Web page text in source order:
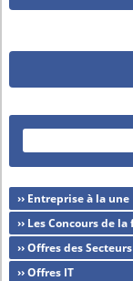
›› Entreprise à la une
›› Les Concours de
›› Offres des
›› Offres IT